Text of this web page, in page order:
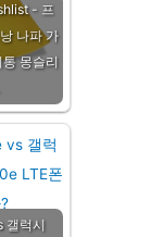
- 프
나파 가
몽슬리
갤럭시